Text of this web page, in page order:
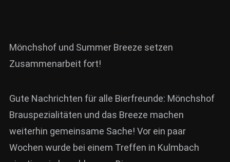
Kontakt
BARRIEREFREIHEIT
Rückblicke
Galerien
Mönchshof und Summer Breeze setzen
Zusammenarbeit fort!
Gute Nachrichten für alle Bierfreunde: Mönchshof
Brauspezialitäten und das Breeze machen
weiterhin gemeinsame Sache! Vor ein paar
Wochen wurde bei einem Treffen in Kulmbach